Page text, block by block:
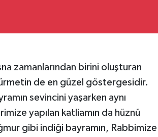
zamanlarından birini oluşturan
de en güzel göstergesidir.
sevincini yaşarken aynı
yapılan katliamın da hüznü
gibi indiği bayramın, Rabbimize